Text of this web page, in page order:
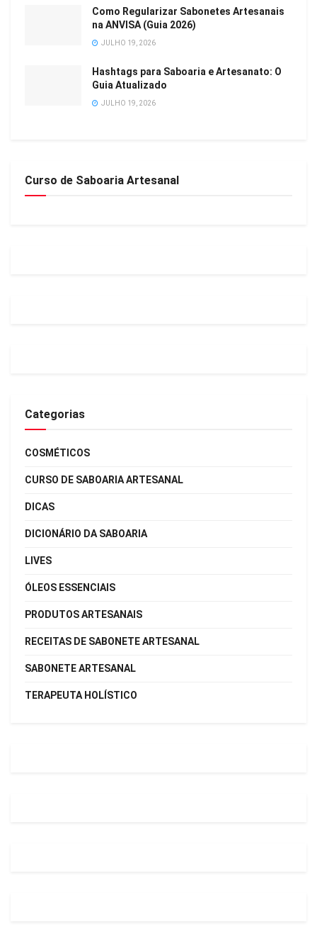
Como Regularizar Sabonetes Artesanais
na ANVISA (Guia 2026)
JULHO 19, 2026
Hashtags para Saboaria e Artesanato: O
Guia Atualizado
JULHO 19, 2026
Curso de Saboaria Artesanal
Categorias
COSMÉTICOS
CURSO DE SABOARIA ARTESANAL
DICAS
DICIONÁRIO DA SABOARIA
LIVES
ÓLEOS ESSENCIAIS
PRODUTOS ARTESANAIS
RECEITAS DE SABONETE ARTESANAL
SABONETE ARTESANAL
TERAPEUTA HOLÍSTICO